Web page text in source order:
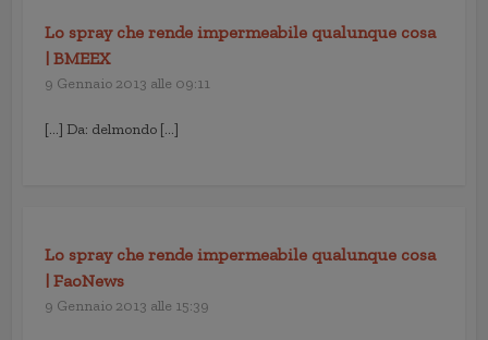
Lo spray che rende impermeabile qualunque cosa
| BMEEX
9 Gennaio 2013 alle 09:11
[…] Da: delmondo […]
Lo spray che rende impermeabile qualunque cosa
| FaoNews
9 Gennaio 2013 alle 15:39